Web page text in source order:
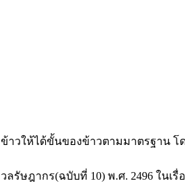
วให้ได้ขั้นของข้าวตามมาตรฐาน
ษฎากร(ฉบับที่ 10) พ.ศ. 2496 ในเ